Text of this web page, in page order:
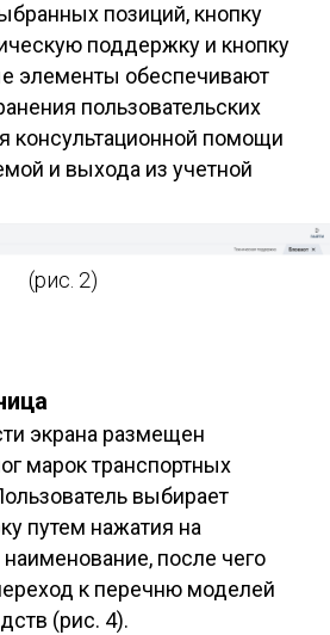
позиций, кнопку
поддержку и кнопку
элементы обеспечивают
пользовательских
консультационной помощи
и выхода из учетной
(рис. 2)
экрана размещен
марок транспортных
выбирает
путем нажатия на
после чего
к перечню моделей
(рис. 4).